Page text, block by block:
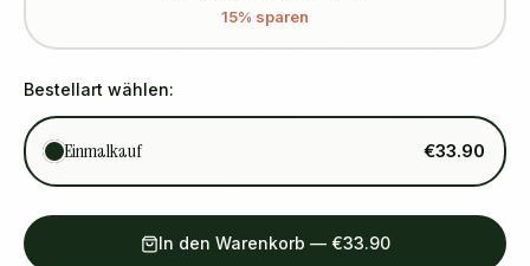
15% sparen
Bestellart wählen:
Einmalkauf €33.90
In den Warenkorb — €33.90